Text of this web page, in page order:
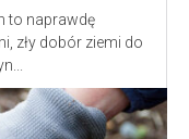
to naprawdę
zły dobór ziemi do